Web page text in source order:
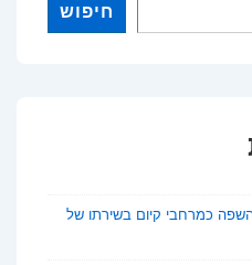
חיפוש
כמרחבי קיום בשירתו של